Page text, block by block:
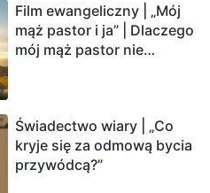
Film ewangeliczny | „Mój
mąż pastor i ja” | Dlaczego
mój mąż pastor nie
Świadectwo wiary | „Co
kryje się za odmową bycia
przywódcą?”